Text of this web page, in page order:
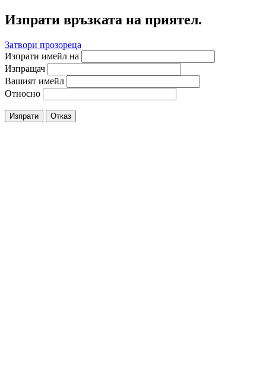
Изпрати връзката на приятел.
Затвори прозореца
Изпрати имейл на
Изпращач
Вашият имейл
Относно
Изпрати Отказ